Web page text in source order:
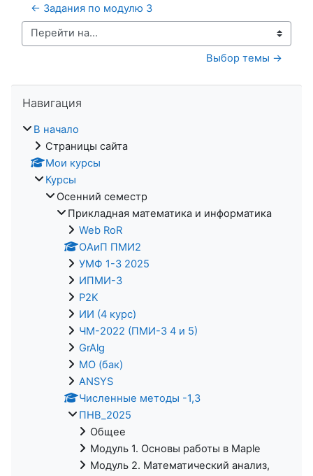
← Задания по модулю 3
Перейти на...
Выбор темы →
Навигация
В начало
Страницы сайта
Мои курсы
Курсы
Осенний семестр
Прикладная математика и информатика
Web RoR
ОАиП ПМИ2
УМФ 1-3 2025
ИПМИ-3
P2K
ИИ (4 курс)
ЧМ-2022 (ПМИ-3 4 и 5)
GrAlg
МО (бак)
ANSYS
Численные методы -1,3
ПНВ_2025
Общее
Модуль 1. Основы работы в Maple
Модуль 2. Математический анализ,